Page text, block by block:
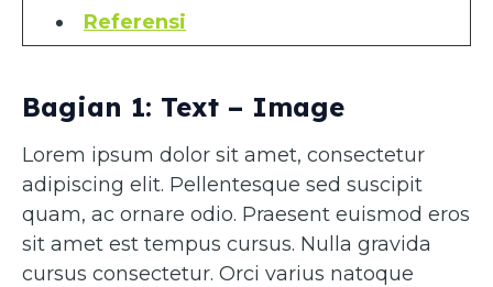
Referensi
Bagian 1: Text – Image
Lorem ipsum dolor sit amet, consectetur
adipiscing elit. Pellentesque sed suscipit
quam, ac ornare odio. Praesent euismod eros
sit amet est tempus cursus. Nulla gravida
cursus consectetur. Orci varius natoque